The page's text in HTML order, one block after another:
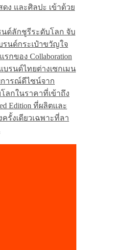
ง และศิลปะ เข้าด้วย
นด์ลักชูรีระดับโลก จับ
รนด์กระเป๋าขวัญใจ
กของ Collaboration
บรนด์ไทยต่างเซกเมน
การณ์ดีไซน์จาก
ลกในราคาที่เข้าถึง
Edition ที่ผลิตและ
ครั้งเดียวเฉพาะที่ลา